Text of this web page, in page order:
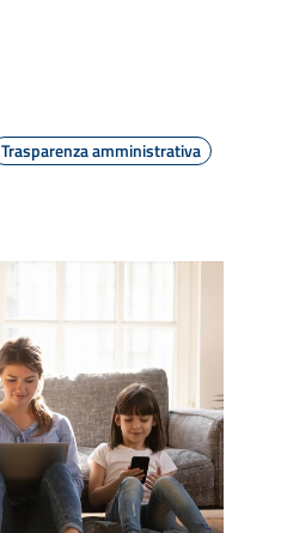
Trasparenza amministrativa